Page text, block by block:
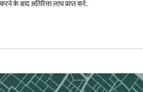
बाद अतिरिक्त लाभ प्राप्त करें.